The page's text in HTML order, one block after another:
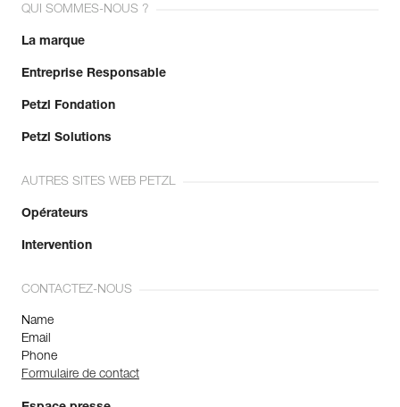
QUI SOMMES-NOUS ?
La marque
Entreprise Responsable
Petzl Fondation
Petzl Solutions
AUTRES SITES WEB PETZL
Opérateurs
Intervention
CONTACTEZ-NOUS
Name
Email
Phone
Formulaire de contact